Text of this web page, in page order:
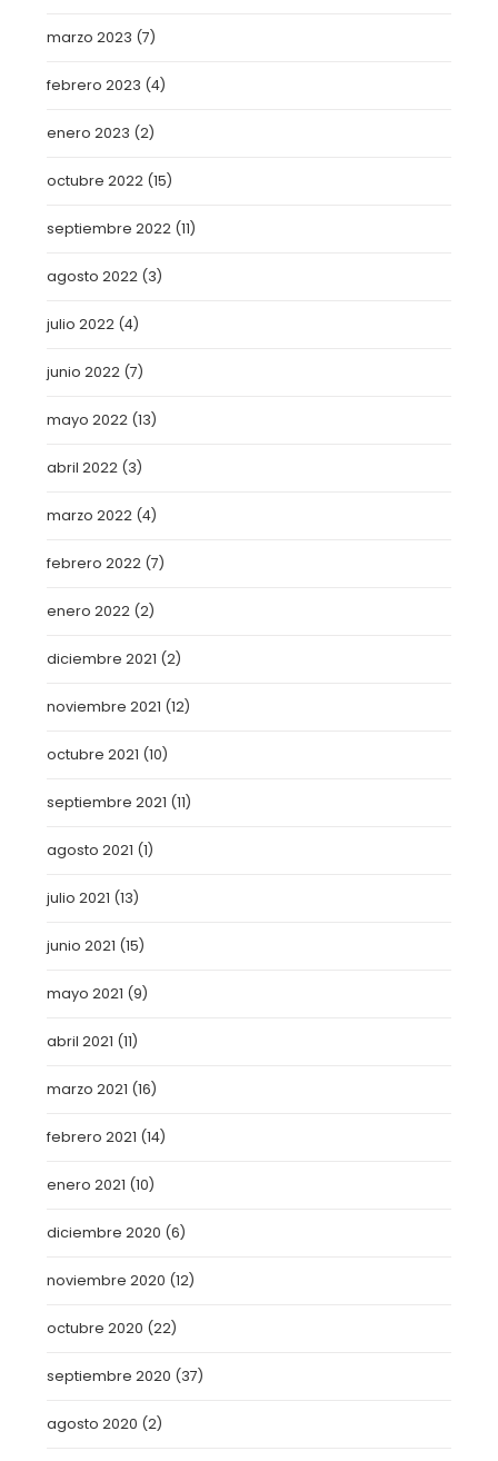
marzo 2023 (7)
febrero 2023 (4)
enero 2023 (2)
octubre 2022 (15)
septiembre 2022 (11)
agosto 2022 (3)
julio 2022 (4)
junio 2022 (7)
mayo 2022 (13)
abril 2022 (3)
marzo 2022 (4)
febrero 2022 (7)
enero 2022 (2)
diciembre 2021 (2)
noviembre 2021 (12)
octubre 2021 (10)
septiembre 2021 (11)
agosto 2021 (1)
julio 2021 (13)
junio 2021 (15)
mayo 2021 (9)
abril 2021 (11)
marzo 2021 (16)
febrero 2021 (14)
enero 2021 (10)
diciembre 2020 (6)
noviembre 2020 (12)
octubre 2020 (22)
septiembre 2020 (37)
agosto 2020 (2)